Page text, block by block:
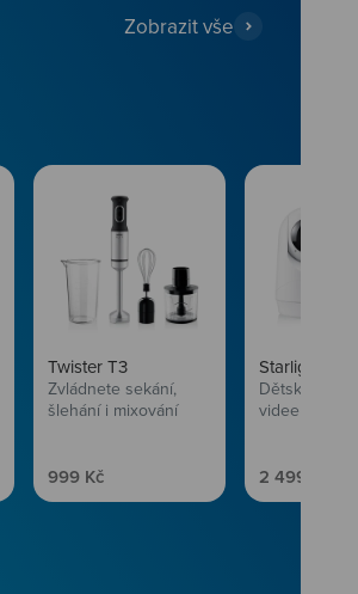
Zobrazit vše
Twister T3
Zvládnete sekání,
šlehání i mixování
Prodejní cena
999 Kč
Starlight SL5
Dětská
videem
Prodejní
2 499 Kč